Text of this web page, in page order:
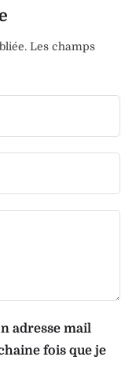
Les champs
adresse mail
fois que je